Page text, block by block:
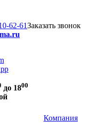
62-61Заказать звонок
до 1800
Компания